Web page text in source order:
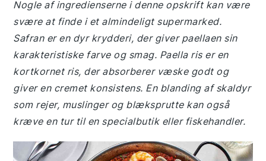
Nogle af ingredienserne i denne opskrift kan være
svære at finde i et almindeligt supermarked.
Safran er en dyr krydderi, der giver paellaen sin
karakteristiske farve og smag. Paella ris er en
kortkornet ris, der absorberer væske godt og
giver en cremet konsistens. En blanding af skaldyr
som rejer, muslinger og blæksprutte kan også
kræve en tur til en specialbutik eller fiskehandler.